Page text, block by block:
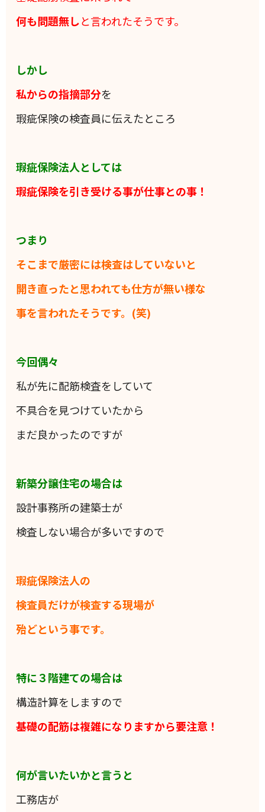
何も問題無しと言われたそうです。
しかし
私からの指摘部分を
瑕疵保険の検査員に伝えたところ
瑕疵保険法人としては
瑕疵保険を引き受ける事が仕事との事！
つまり
そこまで厳密には検査はしていないと
開き直ったと思われても仕方が無い様な
事を言われたそうです。(笑)
今回偶々
私が先に配筋検査をしていて
不具合を見つけていたから
まだ良かったのですが
新築分譲住宅の場合は
設計事務所の建築士が
検査しない場合が多いですので
瑕疵保険法人の
検査員だけが検査する現場が
殆どという事です。
特に３階建ての場合は
構造計算をしますので
基礎の配筋は複雑になりますから要注意！
何が言いたいかと言うと
工務店が